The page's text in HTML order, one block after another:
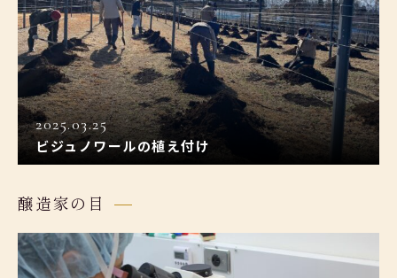
2025.03.25
ビジュノワールの植え付け
醸造家の目